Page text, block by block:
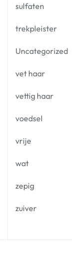
sulfaten
trekpleister
Uncategorized
vet haar
vettig haar
voedsel
vrije
wat
zepig
zuiver